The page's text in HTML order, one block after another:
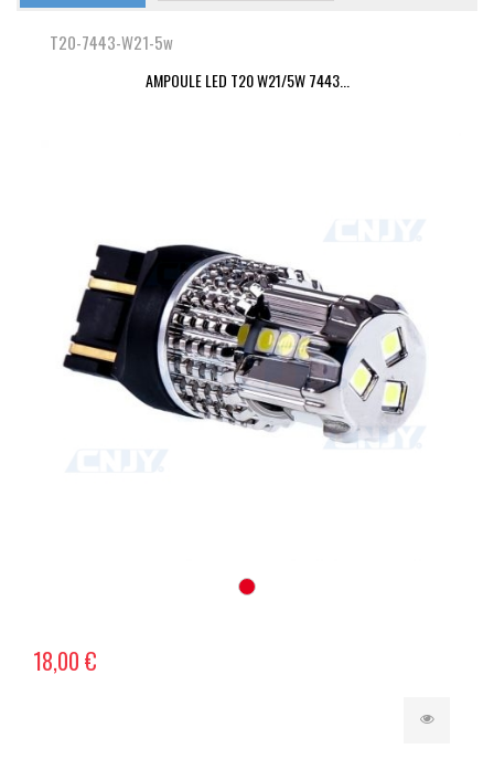
T20-7443-W21-5w
AMPOULE LED T20 W21/5W 7443...
18,00 €